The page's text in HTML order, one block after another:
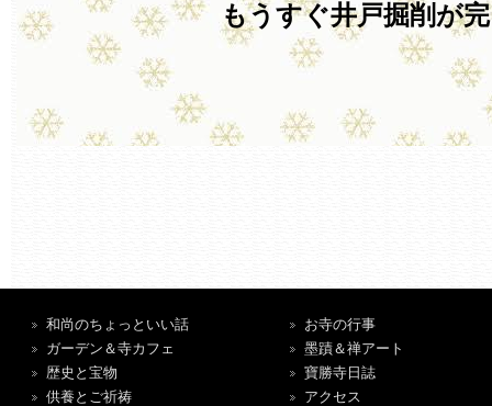
もうすぐ井戸掘削が
和尚のちょっといい話
ガーデン＆寺カフェ
歴史と宝物
供養とご祈祷
お寺の行事
墨蹟＆禅アート
寶勝寺日誌
アクセス